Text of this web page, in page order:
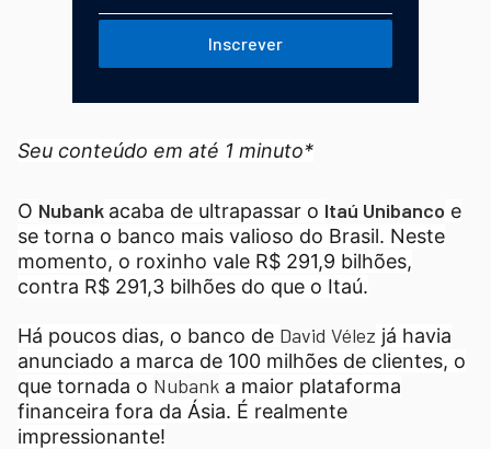
Inscrever
Seu conteúdo em até 1 minuto*
O Nubank acaba de ultrapassar o Itaú Unibanco e
se torna o banco mais valioso do Brasil. Neste
momento, o roxinho vale R$ 291,9 bilhões,
contra R$ 291,3 bilhões do que o Itaú.
Há poucos dias, o banco de David Vélez já havia
anunciado a marca de 100 milhões de clientes, o
que tornada o Nubank a maior plataforma
financeira fora da Ásia. É realmente
impressionante!